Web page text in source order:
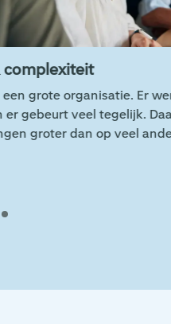
complexiteit
grote organisatie. Er
er gebeurt veel tegelijk.
groter dan op veel